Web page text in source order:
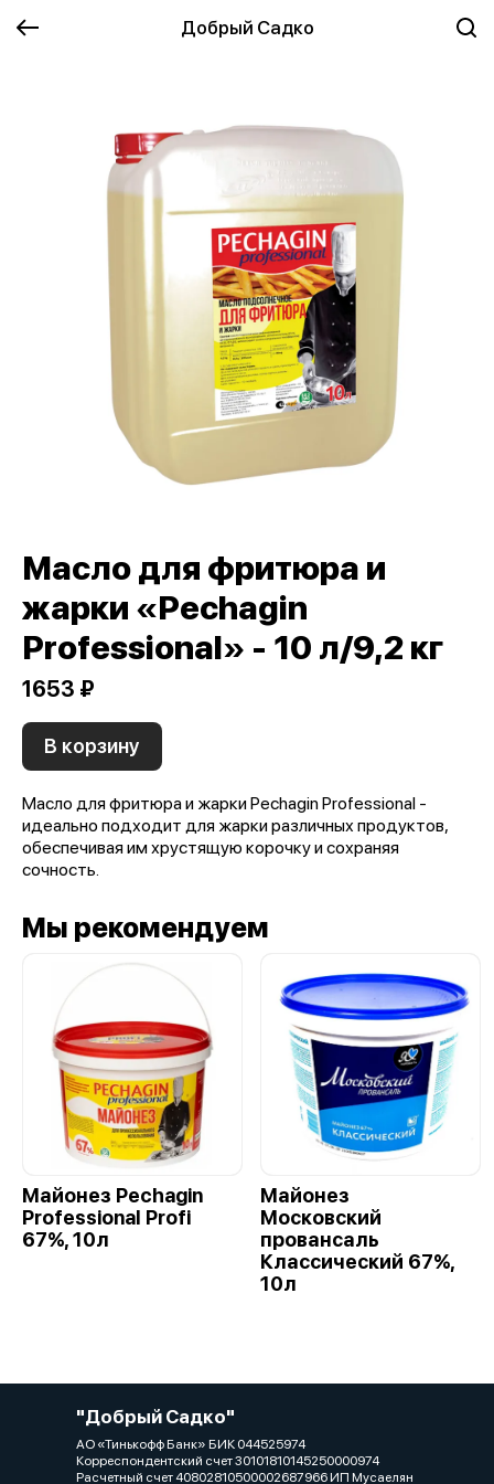
Добрый Садко
Масло для фритюра и
жарки «Pechagin
Professional» - 10 л/9,2 кг
1653 ₽
В корзину
Масло для фритюра и жарки Pechagin Professional -
идеально подходит для жарки различных продуктов,
обеспечивая им хрустящую корочку и сохраняя
сочность.
Мы рекомендуем
Майонез Pechagin
Professional Profi
67%, 10л
Майонез
Московский
провансаль
Классический 67%,
10л
"Добрый Садко"
АО «Тинькофф Банк» БИК 044525974
Корреспондентский счет 30101810145250000974
Расчетный счет 40802810500002687966 ИП Мусаелян